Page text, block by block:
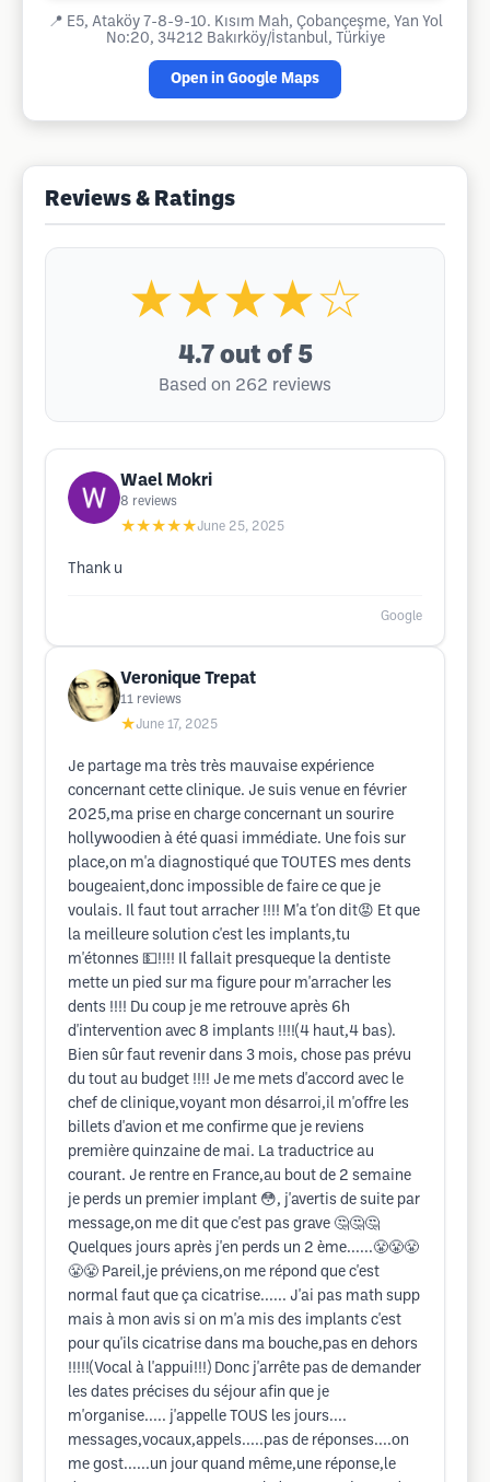
📍 E5, Ataköy 7-8-9-10. Kısım Mah, Çobançeşme, Yan Yol
No:20, 34212 Bakırköy/İstanbul, Türkiye
Open in Google Maps
Reviews & Ratings
★★★★☆
4.7 out of 5
Based on 262 reviews
Wael Mokri
8 reviews
★★★★★June 25, 2025
Thank u
Google
Veronique Trepat
11 reviews
★June 17, 2025
Je partage ma très très mauvaise expérience
concernant cette clinique. Je suis venue en février
2025,ma prise en charge concernant un sourire
hollywoodien à été quasi immédiate. Une fois sur
place,on m'a diagnostiqué que TOUTES mes dents
bougeaient,donc impossible de faire ce que je
voulais. Il faut tout arracher !!!! M'a t'on dit😡 Et que
la meilleure solution c'est les implants,tu
m'étonnes 💵!!!! Il fallait presqueque la dentiste
mette un pied sur ma figure pour m'arracher les
dents !!!! Du coup je me retrouve après 6h
d'intervention avec 8 implants !!!!(4 haut,4 bas).
Bien sûr faut revenir dans 3 mois, chose pas prévu
du tout au budget !!!! Je me mets d'accord avec le
chef de clinique,voyant mon désarroi,il m'offre les
billets d'avion et me confirme que je reviens
première quinzaine de mai. La traductrice au
courant. Je rentre en France,au bout de 2 semaine
je perds un premier implant 😳, j'avertis de suite par
message,on me dit que c'est pas grave 🤔🤔🤔
Quelques jours après j'en perds un 2 ème......😤😤😤
😤😤 Pareil,je préviens,on me répond que c'est
normal faut que ça cicatrise...... J'ai pas math supp
mais à mon avis si on m'a mis des implants c'est
pour qu'ils cicatrise dans ma bouche,pas en dehors
!!!!!(Vocal à l'appui!!!) Donc j'arrête pas de demander
les dates précises du séjour afin que je
m'organise..... j'appelle TOUS les jours....
messages,vocaux,appels.....pas de réponses....on
me gost......un jour quand même,une réponse,le